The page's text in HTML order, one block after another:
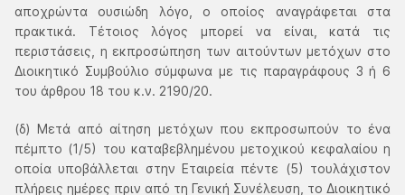
αποχρώντα ουσιώδη λόγο, ο οποίος αναγράφεται στα
πρακτικά. Τέτοιος λόγος μπορεί να είναι, κατά τις
περιστάσεις, η εκπροσώπηση των αιτούντων μετόχων στο
Διοικητικό Συμβούλιο σύμφωνα με τις παραγράφους 3 ή 6
του άρθρου 18 του κ.ν. 2190/20.
(δ) Μετά από αίτηση μετόχων που εκπροσωπούν το ένα
πέμπτο (1/5) του καταβεβλημένου μετοχικού κεφαλαίου η
οποία υποβάλλεται στην Εταιρεία πέντε (5) τουλάχιστον
πλήρεις ημέρες πριν από τη Γενική Συνέλευση, το Διοικητικό